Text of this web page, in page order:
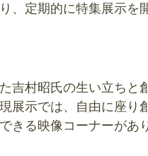
、定期的に特集展示を
吉村昭氏の生い立ちと
展示では、自由に座
きる映像コーナーがあ